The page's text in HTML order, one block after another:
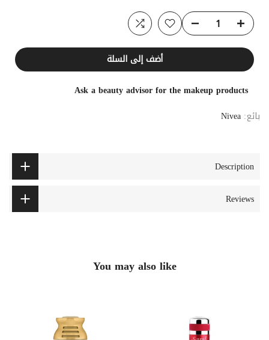
أضف إلى السلة
Ask a beauty advisor for the makeup products
بائع: Nivea
Description
Reviews
You may also like